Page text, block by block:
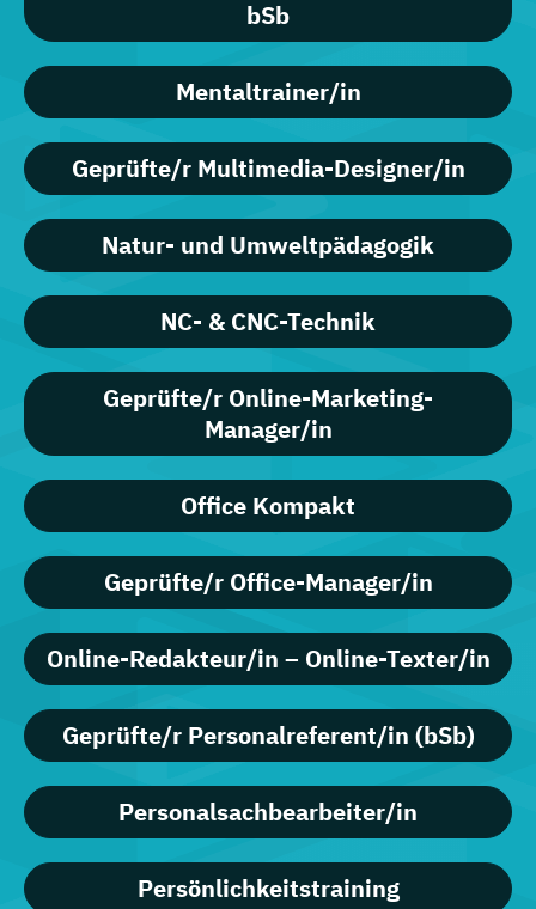
bSb
Mentaltrainer/in
Geprüfte/r Multimedia-Designer/in
Natur- und Umweltpädagogik
NC- & CNC-Technik
Geprüfte/r Online-Marketing-
Manager/in
Office Kompakt
Geprüfte/r Office-Manager/in
Online-Redakteur/in – Online-Texter/in
Geprüfte/r Personalreferent/in (bSb)
Personalsachbearbeiter/in
Persönlichkeitstraining